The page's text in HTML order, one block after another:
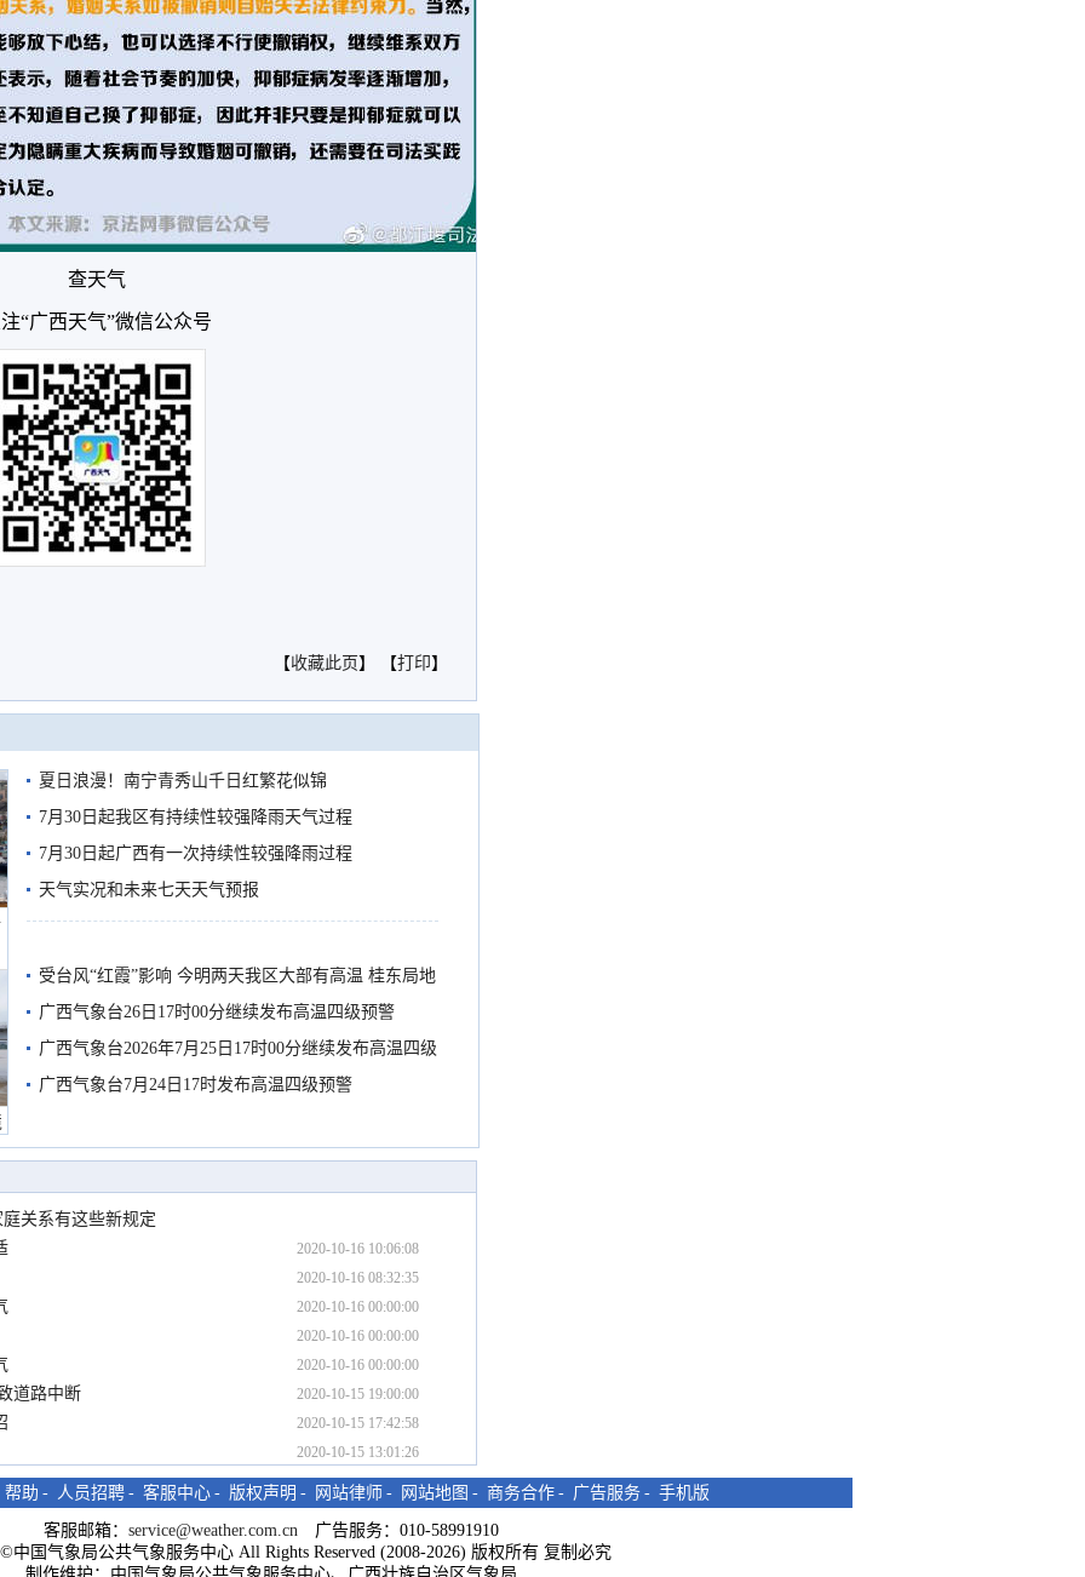
查天气
“广西天气”微信公众号
【收藏此页 】 【打印】
夏日浪漫！南宁青秀山千日红繁花似锦
7月30日起我区有持续性较强降雨天气过程
7月30日起广西有一次持续性较强降雨过程
天气实况和未来七天天气预报
受台风“红霞”影响 今明两天我区大部有高温 桂东局地
有较强降雨
广西气象台26日17时00分继续发布高温四级预警
广西气象台2026年7月25日17时00分继续发布高温四级
预警
广西气象台7月24日17时发布高温四级预警
关系有这些新规定
2020-10-16 10:06:08
2020-10-16 08:32:35
2020-10-16 00:00:00
2020-10-16 00:00:00
2020-10-16 00:00:00
2020-10-15 19:00:00
道路中断
2020-10-15 17:42:58
2020-10-15 13:01:26
帮助 - 人员招聘 - 客服中心 - 版权声明 - 网站律师 - 网站地图 - 商务合作 - 广告服务 - 手机版
客服邮箱： service@weather.com.cn 广告服务：010-58991910
中国气象局公共气象服务中心 All Rights Reserved (2008-2026) 版权所有 复制必究